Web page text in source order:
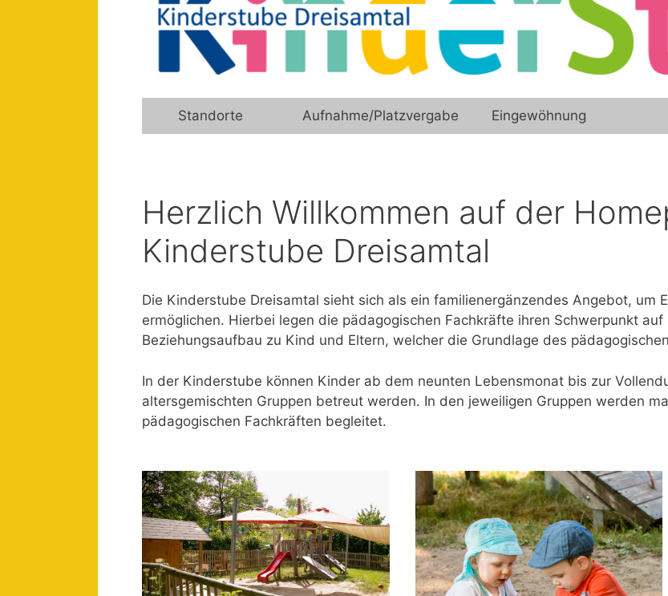
Standorte Aufnahme/Platzvergabe Eingewöhnung
Herzlich Willkommen auf der
Kinderstube Dreisamtal
Die Kinderstube Dreisamtal sieht sich als ein familienergänzendes Angebot, um
ermöglichen. Hierbei legen die pädagogischen Fachkräfte ihren Schwerpunkt
Beziehungsaufbau zu Kind und Eltern, welcher die Grundlage des
In der Kinderstube können Kinder ab dem neunten Lebensmonat bis zur
altersgemischten Gruppen betreut werden. In den jeweiligen Gruppen werden
pädagogischen Fachkräften begleitet.